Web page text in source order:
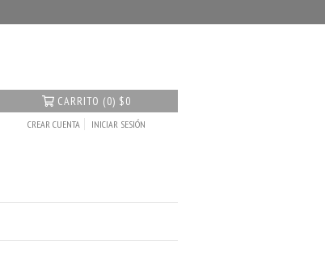
CARRITO (0) $0
CREAR CUENTA INICIAR SESIÓN